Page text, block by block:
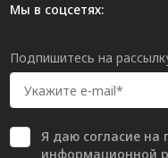
Мы в соцсетях:
Подпишитесь на
Я даю согласиена
информационной